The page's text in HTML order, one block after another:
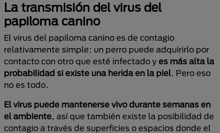
La transmisión del virus del
papiloma canino
El virus del papiloma canino es de contagio
relativamente simple: un perro puede adquirirlo por
contacto con otro que esté infectado y es más alta la
probabilidad si existe una herida en la piel. Pero eso
no es todo.
El virus puede mantenerse vivo durante semanas en
el ambiente, así que también existe la posibilidad de
contagio a través de superficies o espacios donde el